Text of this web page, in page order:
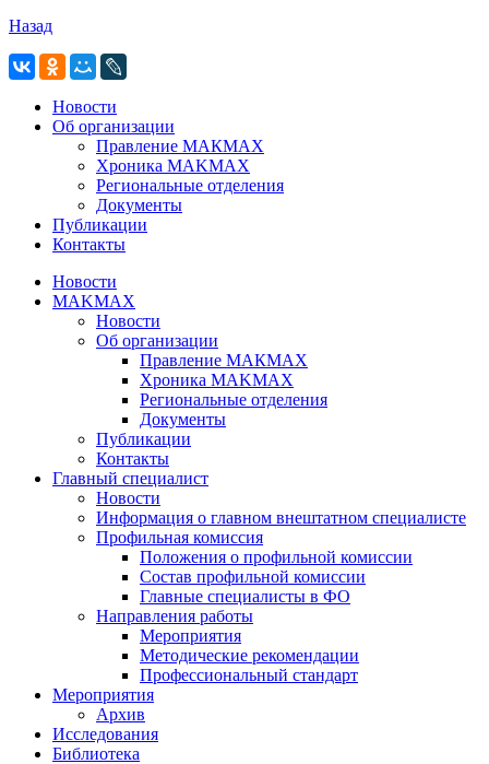
Назад
Новости
Об организации
Правление МАКМАХ
Хроника MAKMAX
Региональные отделения
Документы
Публикации
Контакты
Новости
MAKMAX
Новости
Об организации
Правление МАКМАХ
Хроника MAKMAX
Региональные отделения
Документы
Публикации
Контакты
Главный специалист
Новости
Информация о главном внештатном специалисте
Профильная комиссия
Положения о профильной комиссии
Состав профильной комиссии
Главные специалисты в ФО
Направления работы
Мероприятия
Методические рекомендации
Профессиональный стандарт
Мероприятия
Архив
Исследования
Библиотека